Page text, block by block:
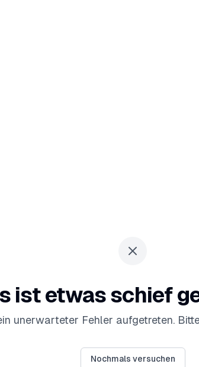
ist etwas schief
unerwarteter Fehler aufgetreten.
Nochmals versuchen